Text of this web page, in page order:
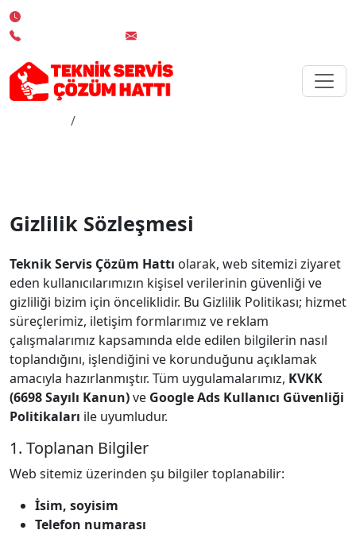
Gizlilik Sözleşmesi
Teknik Servis Çözüm Hattı olarak, web sitemizi ziyaret
eden kullanıcılarımızın kişisel verilerinin güvenliği ve
gizliliği bizim için önceliklidir. Bu Gizlilik Politikası; hizmet
süreçlerimiz, iletişim formlarımız ve reklam
çalışmalarımız kapsamında elde edilen bilgilerin nasıl
toplandığını, işlendiğini ve korunduğunu açıklamak
amacıyla hazırlanmıştır. Tüm uygulamalarımız, KVKK
(6698 Sayılı Kanun)ve Google Ads Kullanıcı Güvenliği
Politikaları ile uyumludur.
1. Toplanan Bilgiler
Web sitemiz üzerinden şu bilgiler toplanabilir:
İsim, soyisim
Telefon numarası